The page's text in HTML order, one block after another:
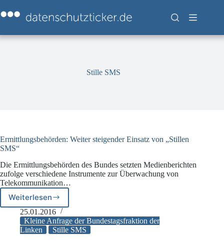
Inhalt
springen
Stille SMS
Ermittlungsbehörden: Weiter steigender Einsatz von „Stillen
SMS“
Die Ermittlungsbehörden des Bundes setzten Medienberichten
zufolge verschiedene Instrumente zur Überwachung von
Telekommunikation…
WeiterlesenErmittlungsbehörden:
Weiter
steigender
Einsatz
25.01.2016
Kleine Anfrage der Bundestagsfraktion der
Linken
Stille SMS